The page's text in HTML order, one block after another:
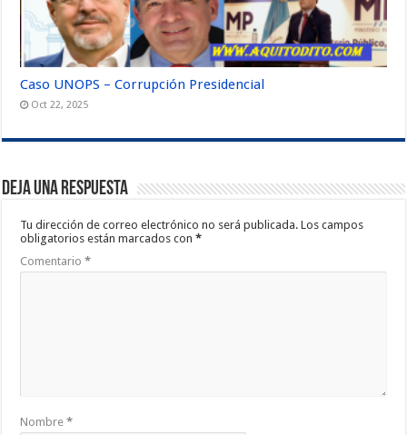
Caso UNOPS – Corrupción Presidencial
Oct 22, 2025
Deja una respuesta
Tu dirección de correo electrónico no será publicada. Los campos
obligatorios están marcados con*
Comentario*
Nombre*